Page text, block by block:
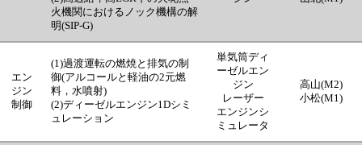
火機関におけるノック機構の解
明(SIP-G)
エン
ジン
制御
(1)過渡運転の燃焼と排気の制
御(アルコールと軽油の2元燃
料，水噴射)
(2)ディーゼルエンジン1Dシミ
ュレーション
単気筒ディ
ーゼルエン
ジン
レーザー
エンジンシ
ミュレータ
高山(M2)
小松(M1)